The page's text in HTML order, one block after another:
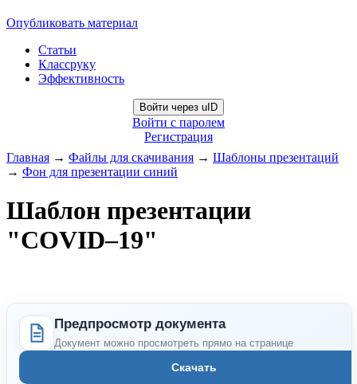
Опубликовать материал
Статьи
Классруку
Эффективность
Войти через uID
Войти с паролем
Регистрация
Главная → Файлы для скачивания → Шаблоны презентаций
→ Фон для презентации синий
Шаблон презентации
"COVID–19"
Предпросмотр документа
Документ можно просмотреть прямо на странице
Скачать